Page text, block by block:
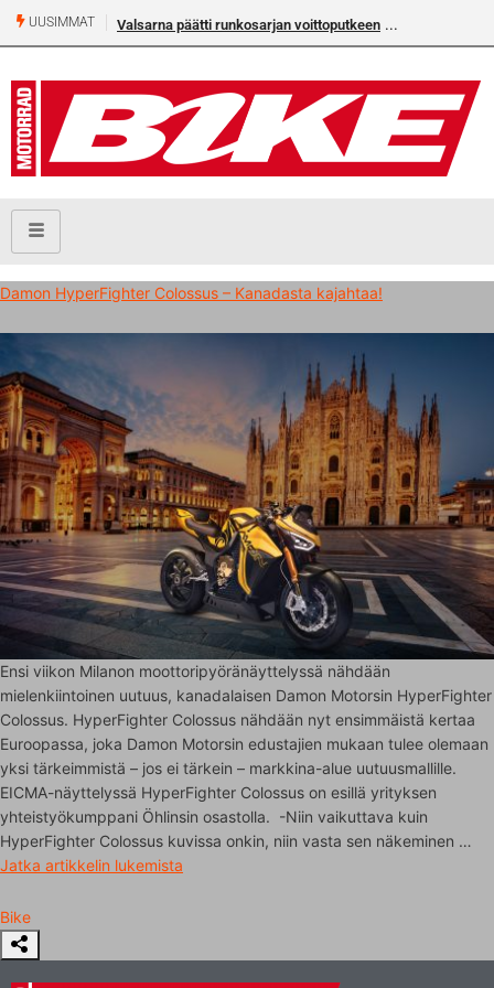
UUSIMMAT Valsarna päätti runkosarjan voittoputkeen
Damon HyperFighter Colossus – Kanadasta kajahtaa!
Ensi viikon Milanon moottoripyöränäyttelyssä nähdään
mielenkiintoinen uutuus, kanadalaisen Damon Motorsin HyperFighter
Colossus. HyperFighter Colossus nähdään nyt ensimmäistä kertaa
Euroopassa, joka Damon Motorsin edustajien mukaan tulee olemaan
yksi tärkeimmistä – jos ei tärkein – markkina-alue uutuusmallille.
EICMA-näyttelyssä HyperFighter Colossus on esillä yrityksen
yhteistyökumppani Öhlinsin osastolla. -Niin vaikuttava kuin
HyperFighter Colossus kuvissa onkin, niin vasta sen näkeminen …
Jatka artikkelin lukemista
Bike